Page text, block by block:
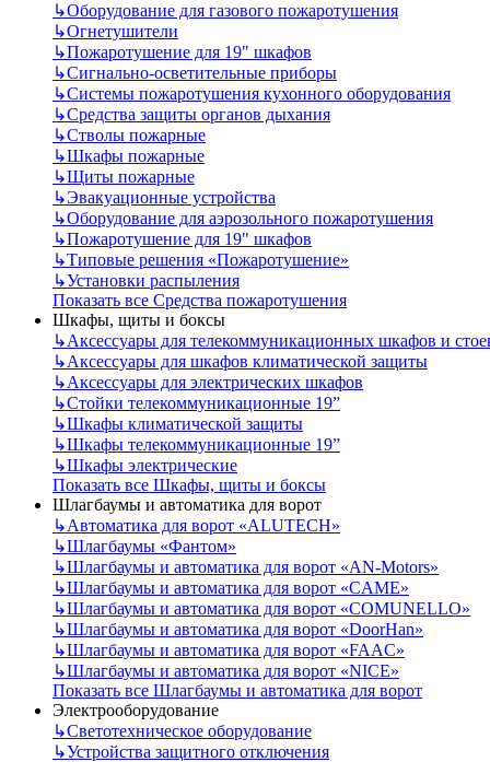
↳Оборудование для газового пожаротушения
↳Огнетушители
↳Пожаротушение для 19" шкафов
↳Сигнально-осветительные приборы
↳Системы пожаротушения кухонного оборудования
↳Средства защиты органов дыхания
↳Стволы пожарные
↳Шкафы пожарные
↳Щиты пожарные
↳Эвакуационные устройства
↳Оборудование для аэрозольного пожаротушения
↳Пожаротушение для 19" шкафов
↳Типовые решения «Пожаротушение»
↳Установки распыления
Показать все Средства пожаротушения
Шкафы, щиты и боксы
↳Аксессуары для телекоммуникационных шкафов и
↳Аксессуары для шкафов климатической защиты
↳Аксессуары для электрических шкафов
↳Стойки телекоммуникационные 19”
↳Шкафы климатической защиты
↳Шкафы телекоммуникационные 19”
↳Шкафы электрические
Показать все Шкафы, щиты и боксы
Шлагбаумы и автоматика для ворот
↳Автоматика для ворот «ALUTECH»
↳Шлагбаумы «Фантом»
↳Шлагбаумы и автоматика для ворот «AN-Motors»
↳Шлагбаумы и автоматика для ворот «CAME»
↳Шлагбаумы и автоматика для ворот «COMUNELLO»
↳Шлагбаумы и автоматика для ворот «DoorHan»
↳Шлагбаумы и автоматика для ворот «FAAC»
↳Шлагбаумы и автоматика для ворот «NICE»
Показать все Шлагбаумы и автоматика для ворот
Электрооборудование
↳Светотехническое оборудование
↳Устройства защитного отключения